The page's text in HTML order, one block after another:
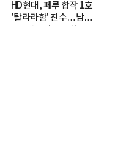
HD현대, 페루 합작 1호
'탈라라함' 진수…남미